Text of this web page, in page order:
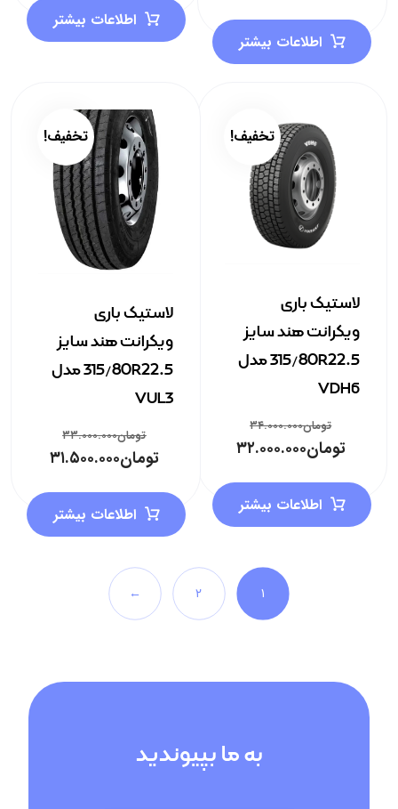
اطلاعات بیشتر
اطلاعات بیشتر
لاستیک باری
ویکرانت هند سایز
315/80R22.5 مدل
VDH6
تومان۳۴.۰۰۰.۰۰۰
تومان۳۲.۰۰۰.۰۰۰
تخفیف!
اطلاعات بیشتر
لاستیک باری
ویکرانت هند سایز
315/80R22.5 مدل
VUL3
تومان۳۳.۰۰۰.۰۰۰
تومان۳۱.۵۰۰.۰۰۰
تخفیف!
اطلاعات بیشتر
۱ ۲ ←
به ما بپیوندید